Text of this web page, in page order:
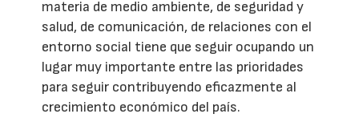
materia de medio ambiente, de seguridad y
salud, de comunicación, de relaciones con el
entorno social tiene que seguir ocupando un
lugar muy importante entre las prioridades
para seguir contribuyendo eficazmente al
crecimiento económico del país.